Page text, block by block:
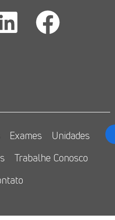
Exames
Unidades
Trabalhe Conosco